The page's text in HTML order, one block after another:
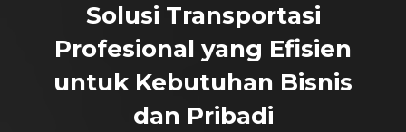
Solusi Transportasi
Profesional yang Efisien
untuk Kebutuhan Bisnis
dan Pribadi